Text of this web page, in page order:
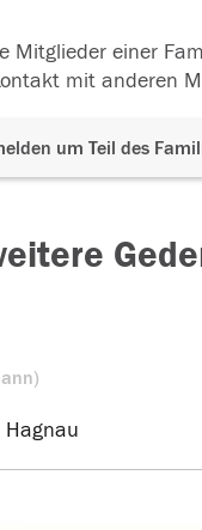
Mitglieder einer
mit anderen
um Teil des
Hagnau